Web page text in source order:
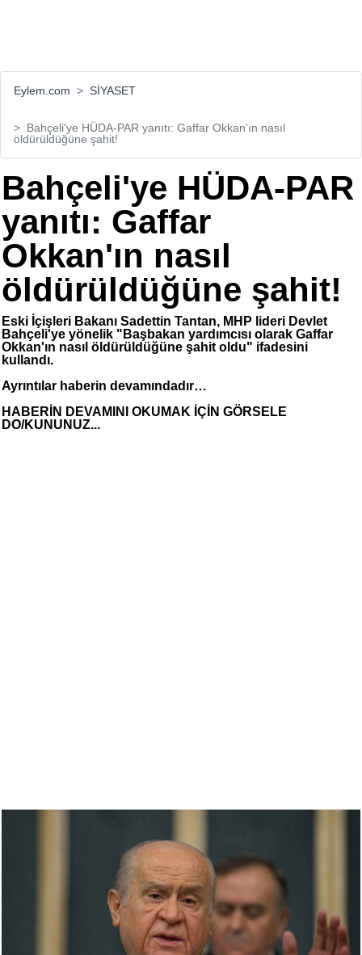
Eylem.com SİYASET
Bahçeli'ye HÜDA-PAR yanıtı: Gaffar Okkan'ın nasıl
öldürüldüğüne şahit!
Bahçeli'ye HÜDA-PAR
yanıtı: Gaffar
Okkan'ın nasıl
öldürüldüğüne şahit!
Eski İçişleri Bakanı Sadettin Tantan, MHP lideri Devlet
Bahçeli'ye yönelik "Başbakan yardımcısı olarak Gaffar
Okkan'ın nasıl öldürüldüğüne şahit oldu" ifadesini
kullandı.
Ayrıntılar haberin devamındadır…
HABERİN DEVAMINI OKUMAK İÇİN GÖRSELE
DO/KUNUNUZ...